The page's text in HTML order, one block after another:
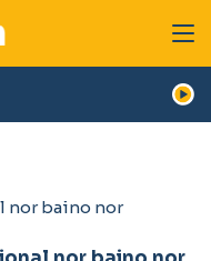
nor baino nor